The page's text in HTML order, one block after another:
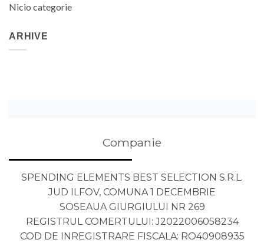
Nicio categorie
ARHIVE
Companie
SPENDING ELEMENTS BEST SELECTION S.R.L.
JUD ILFOV, COMUNA 1 DECEMBRIE
SOSEAUA GIURGIULUI NR 269
REGISTRUL COMERTULUI: J2022006058234
COD DE INREGISTRARE FISCALA: RO40908935